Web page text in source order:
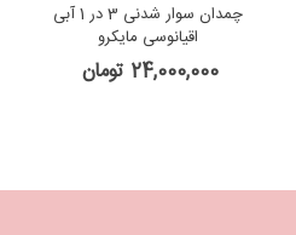
چمدان سوار شدنی 3 در 1 آبی
اقیانوسی مایکرو
24,000,000 تومان